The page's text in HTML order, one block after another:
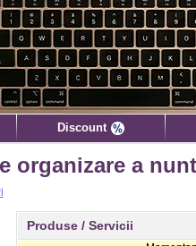
Discount
organizare a
Produse / Servicii